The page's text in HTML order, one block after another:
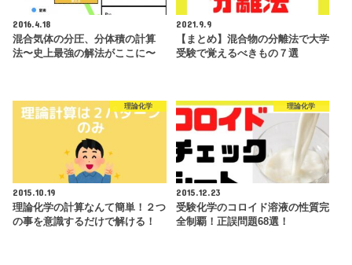
2016.4.18
混合気体の分圧、分体積の計算
法〜史上最強の解法がここに〜
2021.9.9
【まとめ】混合物の分離法で大学
受験で覚えるべきもの７選
理論化学
2015.10.19
理論化学の計算なんて簡単！２つ
の事を意識するだけで解ける！
理論化学
2015.12.23
受験化学のコロイド溶液の性質完
全制覇！正誤問題68選！